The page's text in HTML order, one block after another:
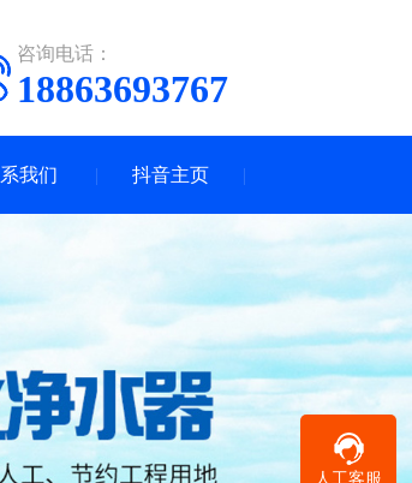
咨询电话：
18863693767
我们 抖音主页
人工客服